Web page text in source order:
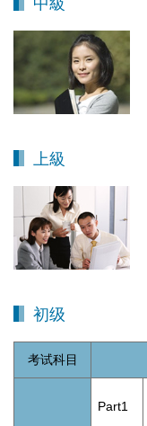
上級
初级
考试科目
Part1